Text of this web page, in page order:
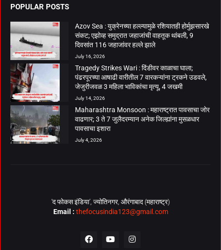
POPULAR POSTS
Azov Sea : युक्रेनच्या हल्ल्यामुळे रशियातही होर्मुझसारखे
संकट; एझोव्ह समुद्रात जहाजांची वाहतूक थांबली, 9
दिवसांत 116 जहाजांवर हल्ले झाले
July 16, 2026
Tragedy Strikes Wari : दिंडीवर काळाचा घाला;
पंढरपूरच्या आषाढी वारीतील 7 वारकऱ्यांना ट्रकने उडवले,
जेजुरीजवळ 3 महिला भाविकांचा मृत्यू, 4 जखमी
July 14, 2026
Maharashtra Monsoon : महाराष्ट्रात पावसाचा जोर
वाढणार; 3 ते 7 जुलैदरम्यान अनेक जिल्ह्यांना मुसळधार
पावसाचा इशारा
July 4, 2026
‘द फोकस इंडिया’, ज्योतिनगर, औरंगाबाद (महाराष्ट्र)
Email : thefocusindia123@gmail.com